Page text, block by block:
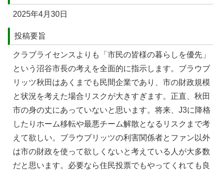
2025年4月30日
投稿要旨
クラブライセンスよりも「市⺠の皆様の暮らしを優先」
という沼⾕市⻑の考えを全⾯的に指⽰します。ブラウブ
リッツ秋⽥はあくまでも⺠間企業であり、市の財政規模
と状況を考えた場合リスクが⼤きすぎます。正直、秋⽥
市の⾝の丈にあっていないと思います。将来、J3に降格
したりホーム移転や最悪チーム解散となるリスクまで考
えて欲しい。ブラウブリッツの利害関係者とファン以外
は市の財政を使って欲しくないと考えている⼈が⼤多数
だと思います。必要なら住⺠投票でもやってくれても良